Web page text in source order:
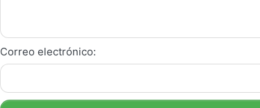
Correo electrónico: